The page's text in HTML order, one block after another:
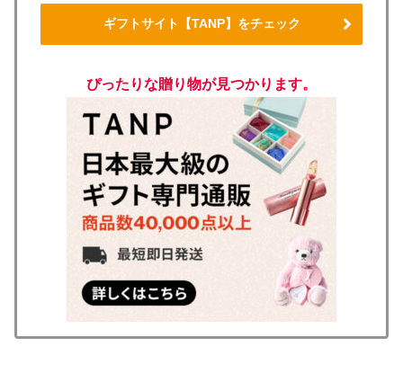
ギフトサイト【TANP】をチェック
ぴったりな贈り物が見つかります。